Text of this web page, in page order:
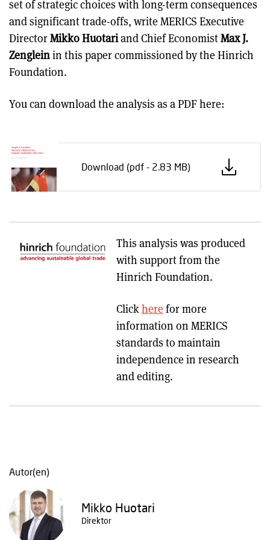
set of strategic choices with long-term consequences
and significant trade-offs, write MERICS Executive
DirectorMikko Huotariand Chief EconomistMax J.
Zengleinin this paper commissioned by the Hinrich
Foundation.
You can download the analysis as a PDF here:
Download (pdf - 2.83 MB)
This analysis was produced
with support from the
Hinrich Foundation.
Clickhere for more
information on MERICS
standards to maintain
independence in research
and editing.
Autor(en)
Mikko Huotari
Direktor